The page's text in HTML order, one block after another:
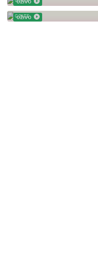
UŽIVO
UŽIVO
SLO - GOLTE - USPINJAČA
GOLTE